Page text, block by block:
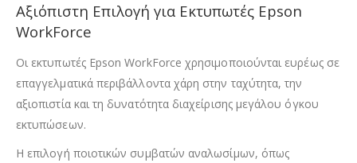
Αξιόπιστη Επιλογή για Εκτυπωτές Epson
WorkForce
Οι εκτυπωτές Epson WorkForce χρησιμοποιούνται ευρέως σε
επαγγελματικά περιβάλλοντα χάρη στην ταχύτητα, την
αξιοπιστία και τη δυνατότητα διαχείρισης μεγάλου όγκου
εκτυπώσεων.
Η επιλογή ποιοτικών συμβατών αναλωσίμων, όπως